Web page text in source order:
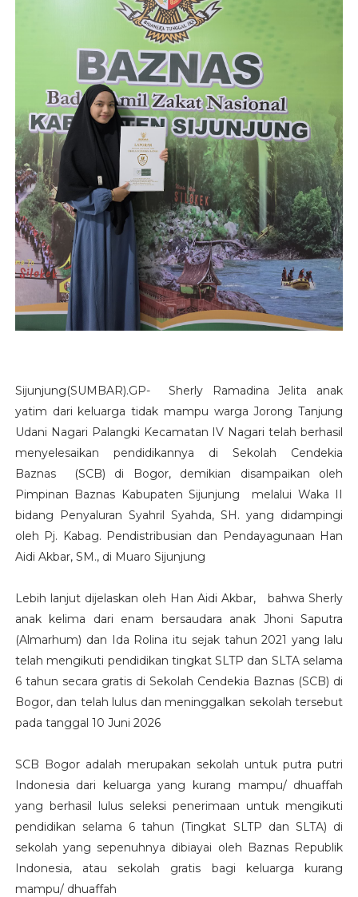
Sijunjung(SUMBAR).GP- Sherly Ramadina Jelita anak
yatim dari keluarga tidak mampu warga Jorong Tanjung
Udani Nagari Palangki Kecamatan IV Nagari telah berhasil
menyelesaikan pendidikannya di Sekolah Cendekia
Baznas (SCB) di Bogor, demikian disampaikan oleh
Pimpinan Baznas Kabupaten Sijunjung melalui Waka II
bidang Penyaluran Syahril Syahda, SH. yang didampingi
oleh Pj. Kabag. Pendistribusian dan Pendayagunaan Han
Aidi Akbar, SM., di Muaro Sijunjung
Lebih lanjut dijelaskan oleh Han Aidi Akbar, bahwa Sherly
anak kelima dari enam bersaudara anak Jhoni Saputra
(Almarhum) dan Ida Rolina itu sejak tahun 2021 yang lalu
telah mengikuti pendidikan tingkat SLTP dan SLTA selama
6 tahun secara gratis di Sekolah Cendekia Baznas (SCB) di
Bogor, dan telah lulus dan meninggalkan sekolah tersebut
pada tanggal 10 Juni 2026
SCB Bogor adalah merupakan sekolah untuk putra putri
Indonesia dari keluarga yang kurang mampu/ dhuaffah
yang berhasil lulus seleksi penerimaan untuk mengikuti
pendidikan selama 6 tahun (Tingkat SLTP dan SLTA) di
sekolah yang sepenuhnya dibiayai oleh Baznas Republik
Indonesia, atau sekolah gratis bagi keluarga kurang
mampu/ dhuaffah